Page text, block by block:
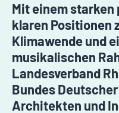
Mit einem
klaren Positionen
Klimawende und
musikalischen
Landesverband
Bundes
Architekten und